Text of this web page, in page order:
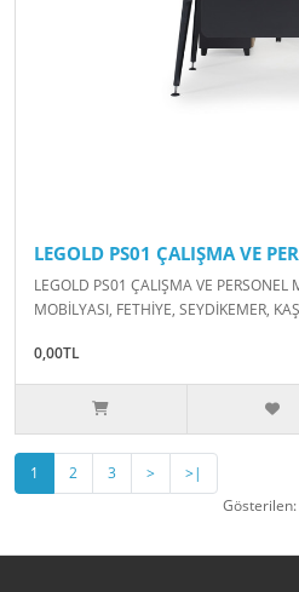
LEGOLD PS01 ÇALIŞMA VE
LEGOLD PS01 ÇALIŞMA VE PERSONEL
MOBİLYASI, FETHİYE, SEYDİKEMER,
0,00TL
1 2 3 >
>|
Gösterilen: